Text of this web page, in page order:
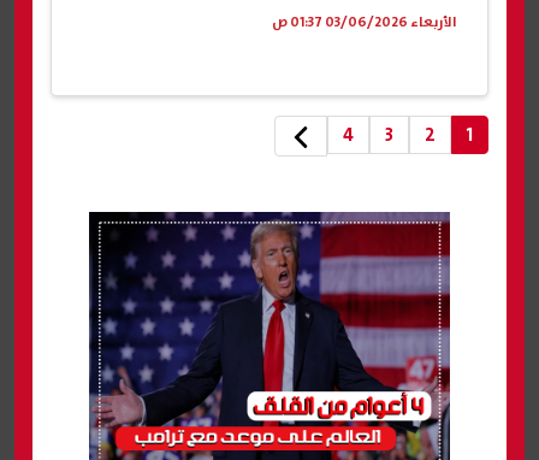
الأربعاء 03/06/2026 01:37 ص
1
2
3
4